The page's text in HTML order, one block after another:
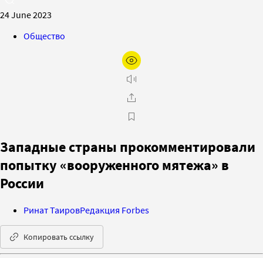
24 June 2023
Общество
Западные страны прокомментировали
попытку «вооруженного мятежа» в
России
Ринат ТаировРедакция Forbes
Копировать ссылку